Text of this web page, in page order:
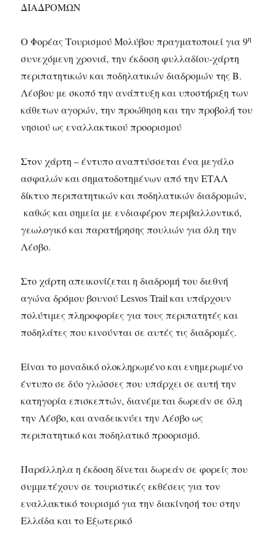
ΔΙΑΔΡΟΜΩΝ
Ο Φορέας Τουρισμού Μολύβου πραγματοποιεί για 9η
συνεχόμενη χρονιά, την έκδοση φυλλαδίου-χάρτη
περιπατητικών και ποδηλατικών διαδρομών της Β.
Λέσβου με σκοπό την ανάπτυξη και υποστήριξη των
κάθετων αγορών, την προώθηση και την προβολή του
νησιού ως εναλλακτικού προορισμού
Στον χάρτη – έντυπο αναπτύσσεται ένα μεγάλο
ασφαλών και σηματοδοτημένων από την ΕΤΑΛ
δίκτυο περιπατητικών και ποδηλατικών διαδρομών,
καθώς και σημεία με ενδιαφέρον περιβαλλοντικό,
γεωλογικό και παρατήρησης πουλιών για όλη την
Λέσβο.
Στο χάρτη απεικονίζεται η διαδρομή του διεθνή
αγώνα δρόμου βουνού Lesvos Trail και υπάρχουν
πολύτιμες πληροφορίες για τους περιπατητές και
ποδηλάτες που κινούνται σε αυτές τις διαδρομές.
Είναι το μοναδικό ολοκληρωμένο και ενημερωμένο
έντυπο σε δύο γλώσσες που υπάρχει σε αυτή την
κατηγορία επισκεπτών, διανέμεται δωρεάν σε όλη
την Λέσβο, και αναδεικνύει την Λέσβο ως
περιπατητικό και ποδηλατικό προορισμό.
Παράλληλα η έκδοση δίνεται δωρεάν σε φορείς που
συμμετέχουν σε τουριστικές εκθέσεις για τον
εναλλακτικό τουρισμό για την διακίνησή του στην
Ελλάδα και το Εξωτερικό